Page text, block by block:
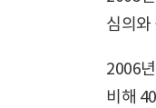
심의와
2006
비해